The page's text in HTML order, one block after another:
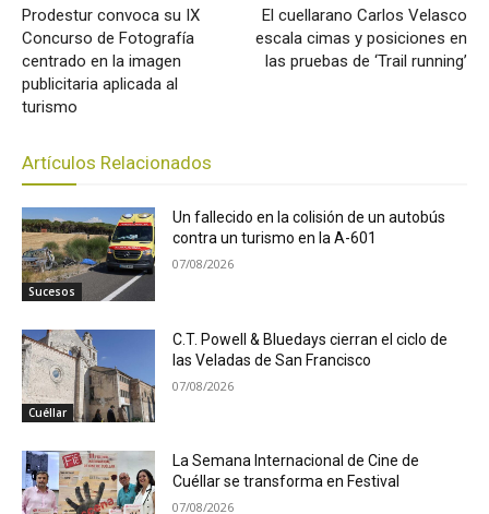
Prodestur convoca su IX
Concurso de Fotografía
centrado en la imagen
publicitaria aplicada al
turismo
El cuellarano Carlos Velasco
escala cimas y posiciones en
las pruebas de ‘Trail running’
Artículos Relacionados
Sucesos
Un fallecido en la colisión de un autobús
contra un turismo en la A-601
07/08/2026
Cuéllar
C.T. Powell & Bluedays cierran el ciclo de
las Veladas de San Francisco
07/08/2026
La Semana Internacional de Cine de
Cuéllar se transforma en Festival
07/08/2026